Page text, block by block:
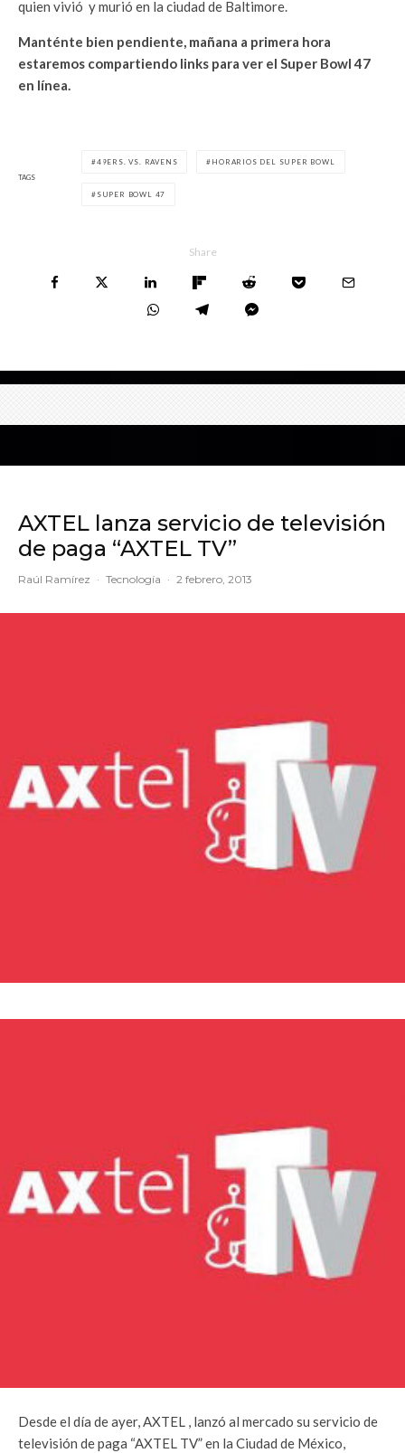
quien vivió y murió en la ciudad de Baltimore.
Manténte bien pendiente, mañana a primera hora
estaremos compartiendo links para ver el Super Bowl 47
en línea.
TAGS
49ERS. VS. RAVENS HORARIOS DEL SUPER BOWL
SUPER BOWL 47
Share
AXTEL lanza servicio de televisión
de paga “AXTEL TV”
Raúl Ramírez · Tecnología · 2 febrero, 2013
Desde el día de ayer, AXTEL , lanzó al mercado su servicio de
televisión de paga “AXTEL TV” en la Ciudad de México,